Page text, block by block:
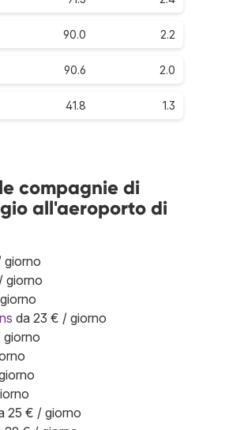
90.0 2.2
90.6 2.0
41.8 1.3
compagnie di
all'aeroporto di
giorno
giorno
da 23 € / giorno
giorno
25 € / giorno